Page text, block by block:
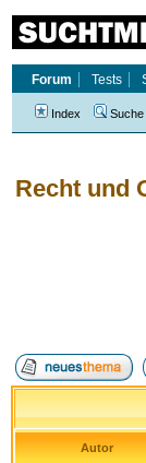
Recht und
Autor
Forum
Tests
Index Suche